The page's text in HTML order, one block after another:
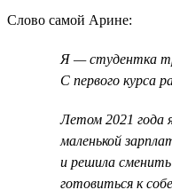
Слово самой Арине:
Я — студентка
С первого курса
Летом 2021 года
маленькой
и решила
готовиться к